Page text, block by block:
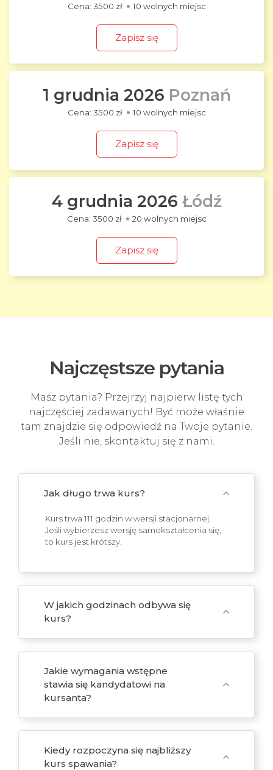
3500 zł 10 wolnych miejsc
Zapisz się
1 grudnia 2026 Poznań
3500 zł 10 wolnych miejsc
Zapisz się
4 grudnia 2026 Łódź
3500 zł 20 wolnych miejsc
Zapisz się
Najczęstsze pytania
Masz pytania? Przejrzyj najpierw listę tych
najczęściej zadawanych! Być może właśnie
tam znajdzie się odpowiedź na Twoje pytanie.
Jeśli nie, skontaktuj się z nami.
Jak długo trwa kurs? expand_more
Kurs trwa 111 godzin w wersji stacjonarnej.
Jeśli wybierzesz wersję samokształcenia się,
to kurs jest krótszy.
W jakich godzinach odbywa się
kurs?
expand_more
Jakie wymagania wstępne
stawia się kandydatowi na
kursanta?
expand_more
Kiedy rozpoczyna się najbliższy
kurs spawania?
expand_more